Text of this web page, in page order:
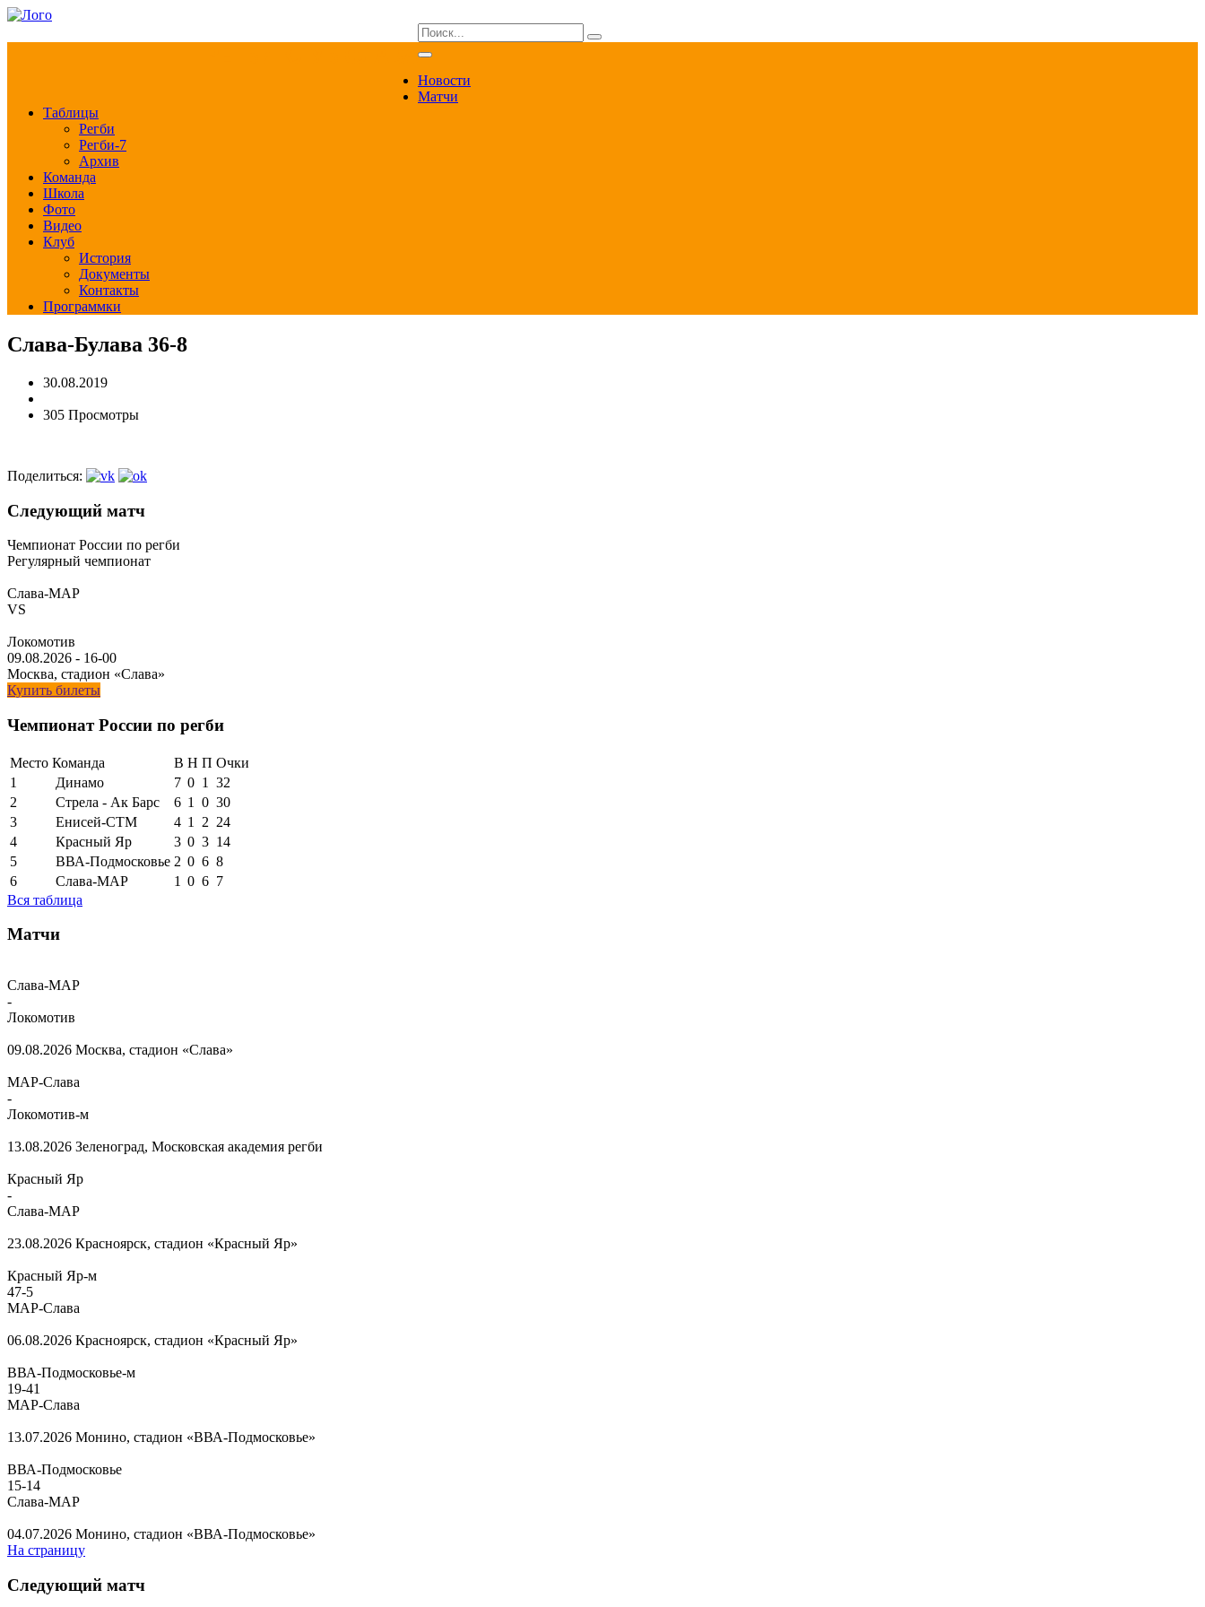
Новости
Матчи
Таблицы
Регби
Регби-7
Архив
Команда
Школа
Фото
Видео
Клуб
История
Документы
Контакты
Программки
Слава-Булава 36-8
30.08.2019
305 Просмотры
Поделиться:
Следующий матч
Чемпионат России по регби
Регулярный чемпионат
Слава-МАР
VS
Локомотив
09.08.2026 - 16-00
Москва, стадион «Слава»
Купить билеты
Чемпионат России по регби
Место Команда В Н П Очки
1
Динамо 7 0 1
32
2
Стрела - Ак Барс 6 1 0 30
3
Енисей-СТМ 4 1 2 24
4
Красный Яр 3 0 3 14
5
ВВА-Подмосковье 2 0 6 8
6
Слава-МАР 1 0 6 7
Вся таблица
Матчи
Слава-МАР
-
Локомотив
09.08.2026 Москва, стадион «Слава»
МАР-Слава
-
Локомотив-м
13.08.2026 Зеленоград, Московская академия регби
Красный Яр
-
Слава-МАР
23.08.2026 Красноярск, стадион «Красный Яр»
Красный Яр-м
47-5
МАР-Слава
06.08.2026 Красноярск, стадион «Красный Яр»
ВВА-Подмосковье-м
19-41
МАР-Слава
13.07.2026 Монино, стадион «ВВА-Подмосковье»
ВВА-Подмосковье
15-14
Слава-МАР
04.07.2026 Монино, стадион «ВВА-Подмосковье»
На страницу
Следующий матч